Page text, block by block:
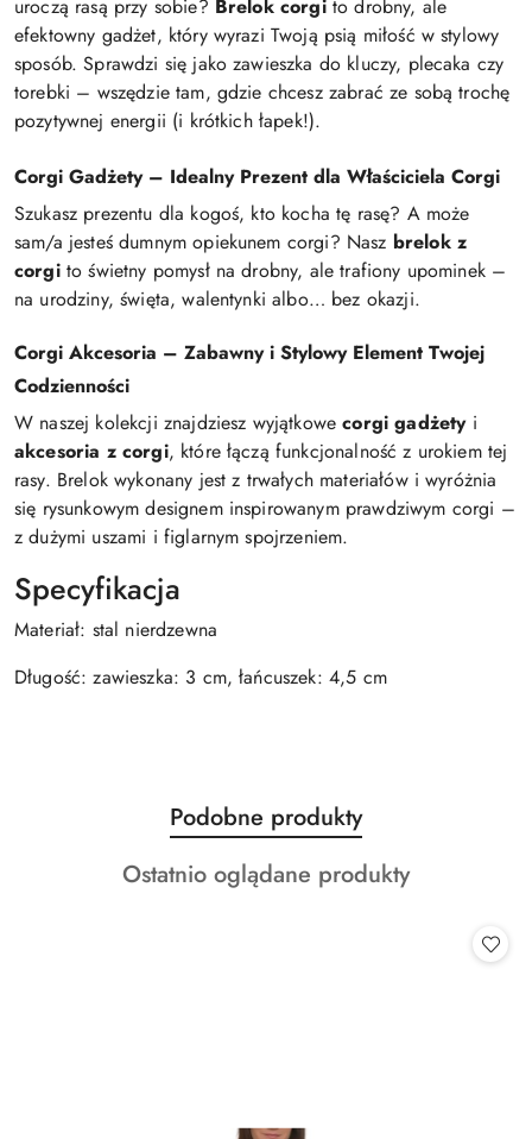
uroczą rasą przy sobie? Brelok corgito drobny, ale
efektowny gadżet, który wyrazi Twoją psią miłość w stylowy
sposób. Sprawdzi się jako zawieszka do kluczy, plecaka czy
torebki – wszędzie tam, gdzie chcesz zabrać ze sobą trochę
pozytywnej energii (i krótkich łapek!).
Corgi Gadżety – Idealny Prezent dla Właściciela Corgi
Szukasz prezentu dla kogoś, kto kocha tę rasę? A może
sam/a jesteś dumnym opiekunem corgi? Nasz brelok z
corgito świetny pomysł na drobny, ale trafiony upominek –
na urodziny, święta, walentynki albo… bez okazji.
Corgi Akcesoria – Zabawny i Stylowy Element Twojej
Codzienności
W naszej kolekcji znajdziesz wyjątkowecorgi gadżetyi
akcesoria z corgi, które łączą funkcjonalność z urokiem tej
rasy. Brelok wykonany jest z trwałych materiałów i wyróżnia
się rysunkowym designem inspirowanym prawdziwym corgi –
z dużymi uszami i figlarnym spojrzeniem.
Specyfikacja
Materiał: stal nierdzewna
Długość: zawieszka: 3 cm, łańcuszek: 4,5 cm
Pomiń karuzelę produktów
Produkty
o
statusie:
Podobne produkty
Produkty
Ostatnio oglądane produkty